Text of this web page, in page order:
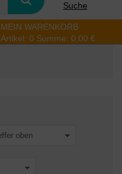
Suche
MEIN WARENKORB
Artikel: 0 Summe: 0,00 €